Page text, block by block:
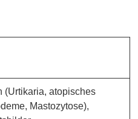
(Urtikaria, atopisches
Mastozytose),